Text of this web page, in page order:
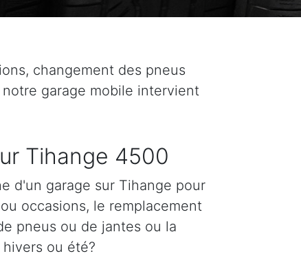
changement des pneus
garage mobile intervient
Tihange 4500
d'un garage sur Tihange pour
occasions, le remplacement
pneus ou de jantes ou la
ou été?